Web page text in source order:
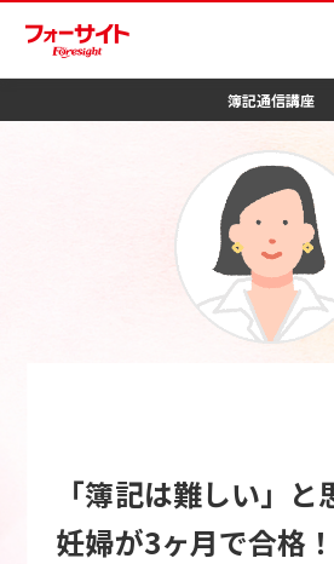
簿記通信講座
「簿記は難しい」と
妊婦が3ヶ月で合格